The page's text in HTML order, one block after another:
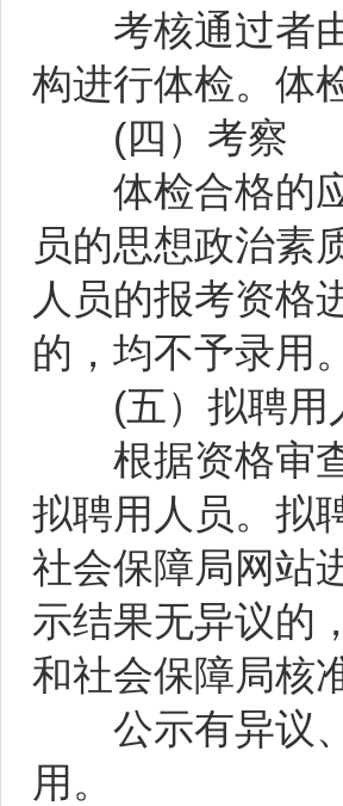
考核通过者由
构进行体检。体
(四）考察
体检合格的应
员的思想政治素
人员的报考资格
的，均不予录用。
(五）拟聘用
根据资格审查
拟聘用人员。拟
社会保障局网站
示结果无异议的
和社会保障局核
公示有异议、
用。